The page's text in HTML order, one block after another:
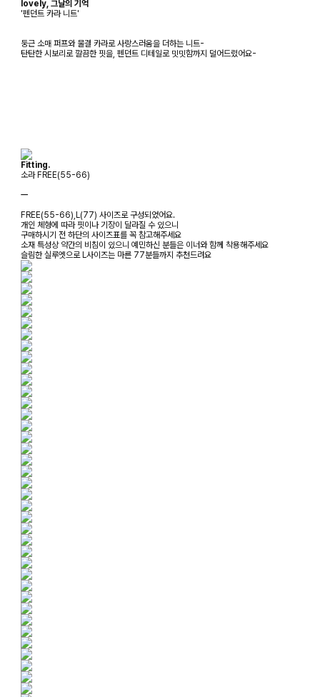
lovely, 그날의 기억
'펜던트 카라 니트'
둥근 소매 퍼프와 물결 카라로 사랑스러움을 더하는 니트-
탄탄한 시보리로 깔끔한 핏을, 펜던트 디테일로 밋밋함까지 덜어드렸어요-
Fitting.
소라 FREE(55-66)
ㅡ
FREE(55-66),L(77) 사이즈로 구성되었어요.
개인 체형에 따라 핏이나 기장이 달라질 수 있으니
구매하시기 전 하단의 사이즈표를 꼭 참고해주세요
소재 특성상 약간의 비침이 있으니 예민하신 분들은 이너와 함께 착용해주세요
슬림한 실루엣으로 L사이즈는 마른 77분들까지 추천드려요